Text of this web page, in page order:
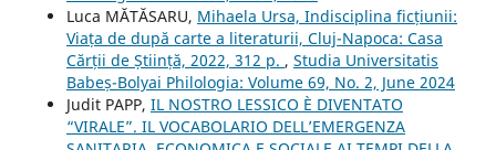
Luca MĂTĂSARU, Mihaela Ursa, Indisciplina ficțiunii:
Viața de după carte a literaturii, Cluj-Napoca: Casa
Cărții de Știință, 2022, 312 p. , Studia Universitatis
Babeș-Bolyai Philologia: Volume 69, No. 2, June 2024
Judit PAPP, IL NOSTRO LESSICO È DIVENTATO
“VIRALE”. IL VOCABOLARIO DELL’EMERGENZA